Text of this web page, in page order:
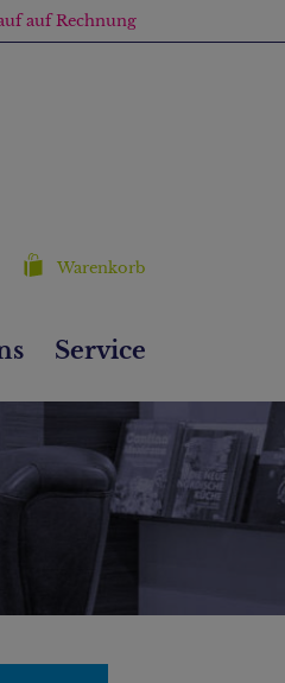
auf Rechnung
Warenkorb
Service